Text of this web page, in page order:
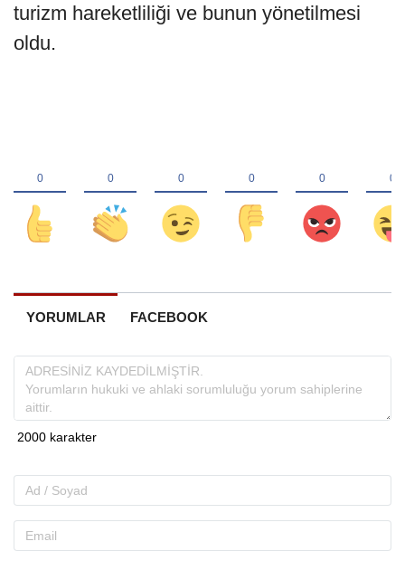
turizm hareketliliği ve bunun yönetilmesi
oldu.
YORUMLAR FACEBOOK